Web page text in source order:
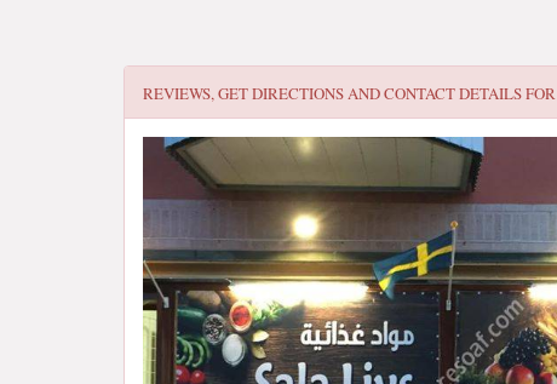
REVIEWS, GET DIRECTIONS AND CONTACT DETAILS FOR